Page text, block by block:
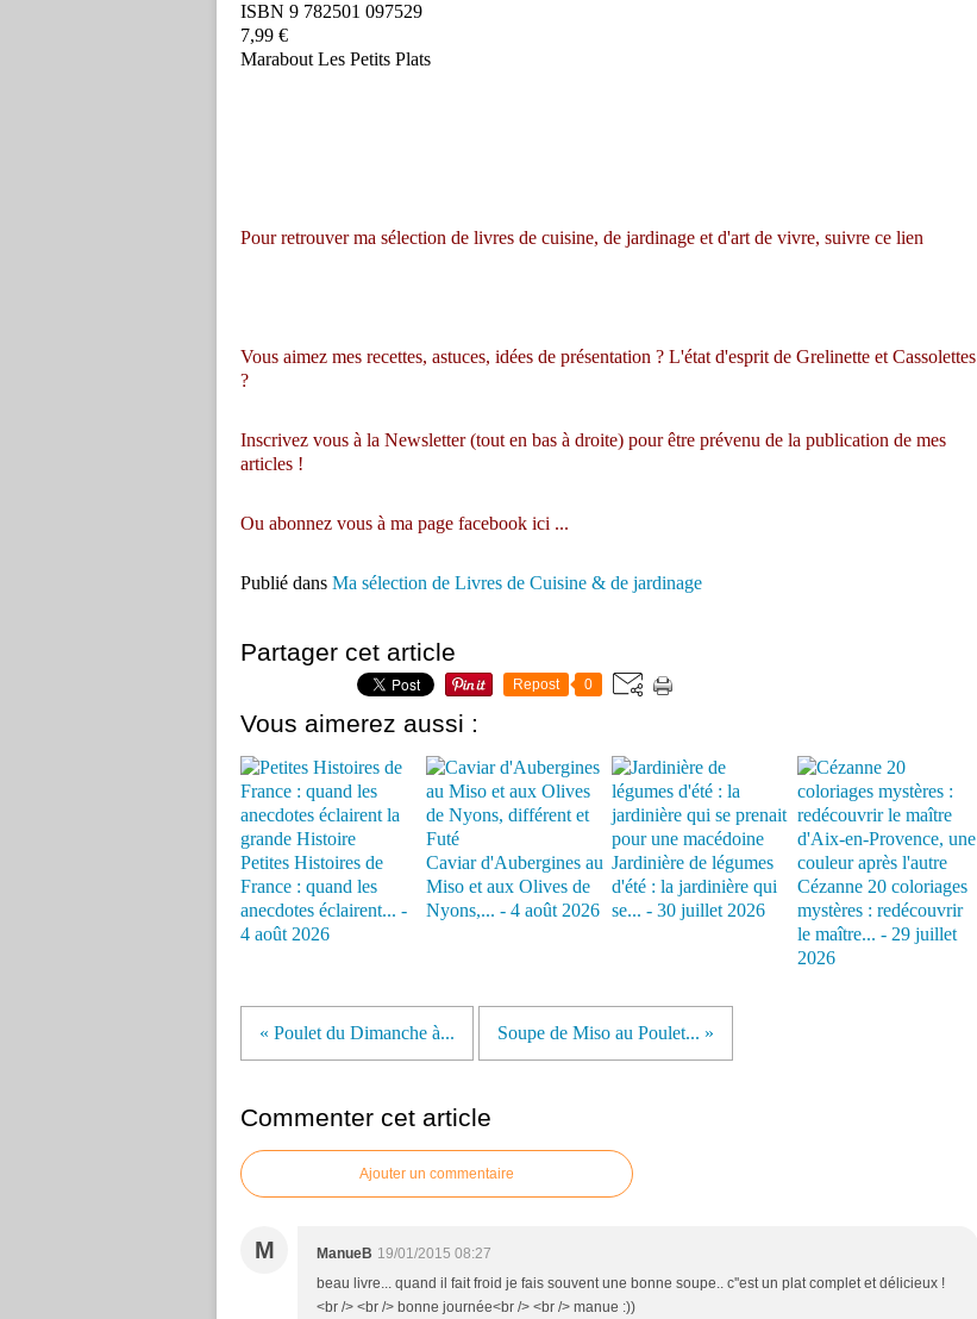
ISBN 9 782501 097529
7,99 €
Marabout Les Petits Plats
Pour retrouver ma sélection de livres de cuisine, de jardinage et d'art de vivre, suivre ce lien
Vous aimez mes recettes, astuces, idées de présentation ? L'état d'esprit de Grelinette et Cassolettes
?
Inscrivez vous à la Newsletter (tout en bas à droite) pour être prévenu de la publication de mes
articles !
Ou abonnez vous à ma page facebook ici ...
Publié dans Ma sélection de Livres de Cuisine & de jardinage
Partager cet article
Repost 0
Vous aimerez aussi :
Petites Histoires de
France : quand les
anecdotes éclairent... -
4 août 2026
Caviar d'Aubergines au
Miso et aux Olives de
Nyons,... - 4 août 2026
Jardinière de légumes
d'été : la jardinière qui
se... - 30 juillet 2026
Cézanne 20 coloriages
mystères : redécouvrir
le maître... - 29 juillet
2026
« Poulet du Dimanche à... Soupe de Miso au Poulet... »
Commenter cet article
Ajouter un commentaire
M ManueB 19/01/2015 08:27
beau livre... quand il fait froid je fais souvent une bonne soupe.. c''est un plat complet et délicieux !
<br /> <br /> bonne journée<br /> <br /> manue :))